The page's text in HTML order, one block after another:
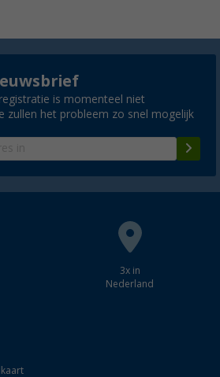
is momenteel niet
zullen het probleem zo snel mogelijk
3x in
Nederland